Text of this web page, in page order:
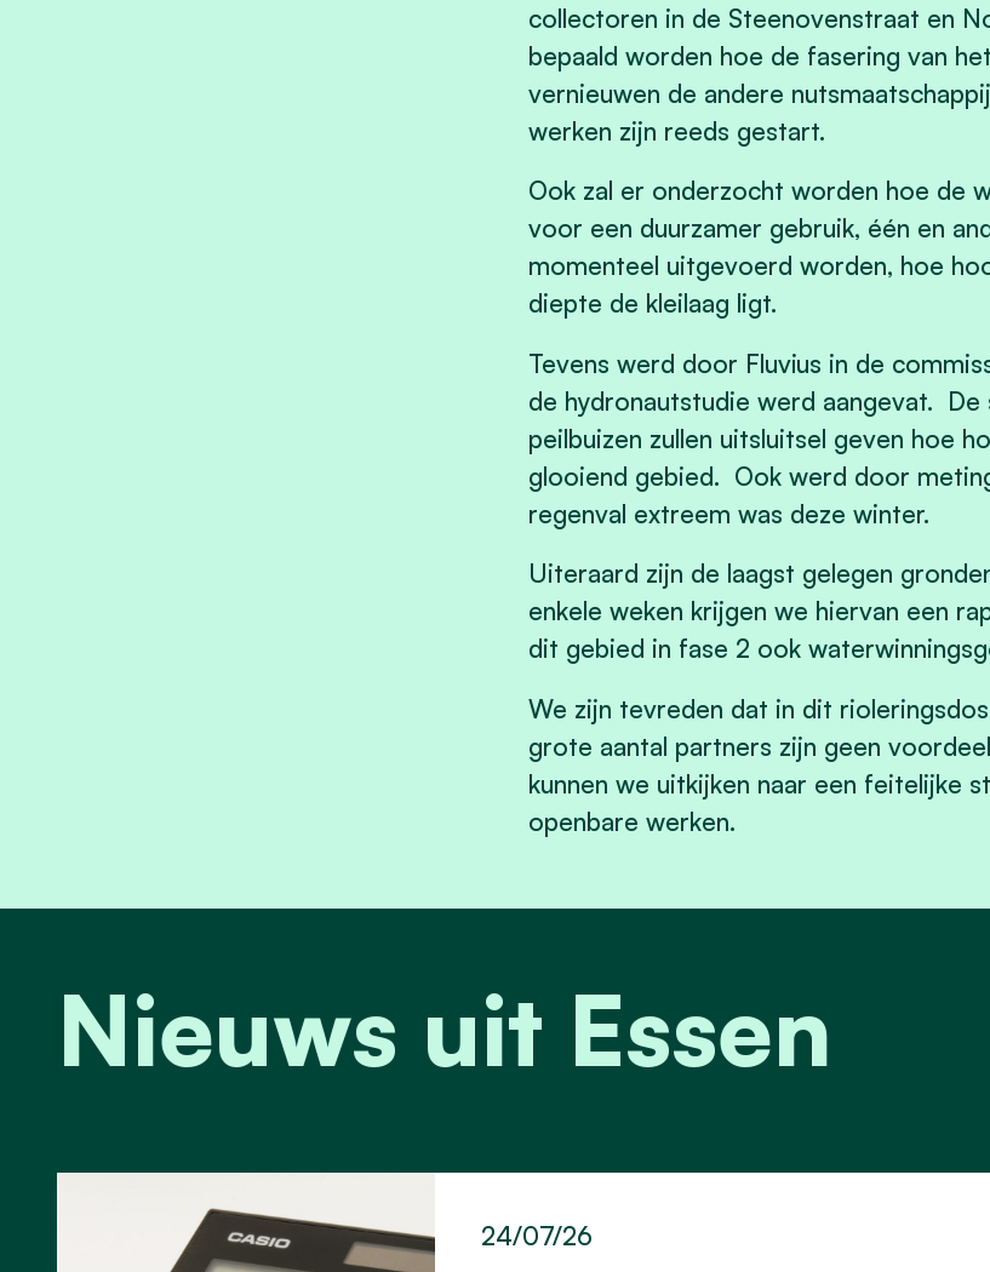
collectoren in de Steenovenstraat en
bepaald worden hoe de fasering van
vernieuwen de andere
werken zijn reeds gestart.
Ook zal er onderzocht worden hoe de
voor een duurzamer gebruik, één en
momenteel uitgevoerd worden, hoe
diepte de kleilaag ligt.
Tevens werd door Fluvius in de
de hydronautstudie werd aangevat.
peilbuizen zullen uitsluitsel geven hoe
glooiend gebied. Ook werd door
regenval extreem was deze winter.
Uiteraard zijn de laagst gelegen
enkele weken krijgen we hiervan een
dit gebied in fase 2 ook
We zijn tevreden dat in dit
grote aantal partners zijn geen
kunnen we uitkijken naar een feitelijke
openbare werken.
Nieuws uit Essen
24/07/26